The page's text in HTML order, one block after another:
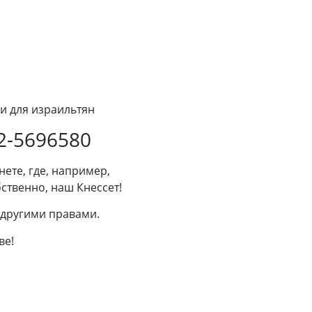
для израильтян
5696580
где, например,
наш Кнессет!
правами.